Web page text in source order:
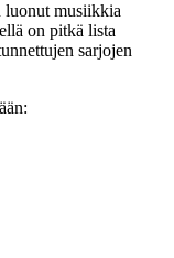
luonut musiikkia
on pitkä lista
sarjojen